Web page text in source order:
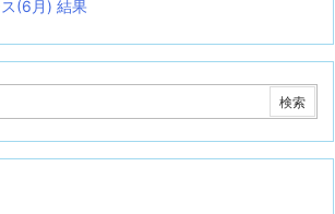
(6月) 結果